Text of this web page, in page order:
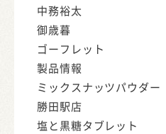
中務裕太
御歳暮
ゴーフレット
製品情報
ミックスナッツパウダー
勝田駅店
塩と黒糖タブレット